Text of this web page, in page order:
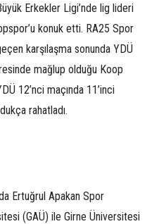
Erkekler Ligi’nde lig lideri
konuk etti. RA25 Spor
karşılaşma sonunda YDÜ
mağlup olduğu Koop
12’nci maçında 11’inci
rahatladı.
Ertuğrul Apakan Spor
(GAÜ) ile Girne Üniversitesi